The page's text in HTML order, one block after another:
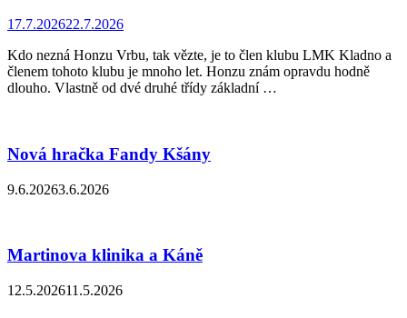
17.7.202622.7.2026
Kdo nezná Honzu Vrbu, tak vězte, je to člen klubu LMK Kladno a
členem tohoto klubu je mnoho let. Honzu znám opravdu hodně
dlouho. Vlastně od dvé druhé třídy základní …
Nová hračka Fandy Kšány
9.6.20263.6.2026
Martinova klinika a Káně
12.5.202611.5.2026